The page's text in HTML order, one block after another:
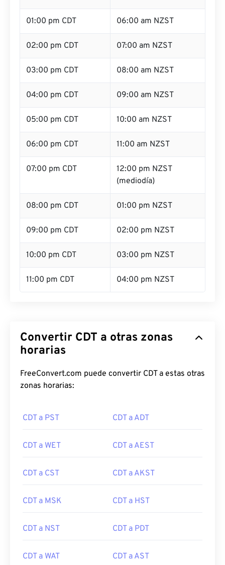
01:00 pm CDT 06:00 am NZST
02:00 pm CDT 07:00 am NZST
03:00 pm CDT 08:00 am NZST
04:00 pm CDT 09:00 am NZST
05:00 pm CDT 10:00 am NZST
06:00 pm CDT 11:00 am NZST
07:00 pm CDT
12:00 pm NZST
(mediodía)
08:00 pm CDT 01:00 pm NZST
09:00 pm CDT 02:00 pm NZST
10:00 pm CDT 03:00 pm NZST
11:00 pm CDT 04:00 pm NZST
Convertir CDT a otras zonas
horarias
FreeConvert.com puede convertir CDT a estas otras
zonas horarias:
CDT a PST CDT a ADT
CDT a WET CDT a AEST
CDT a CST CDT a AKST
CDT a MSK CDT a HST
CDT a NST CDT a PDT
CDT a WAT CDT a AST